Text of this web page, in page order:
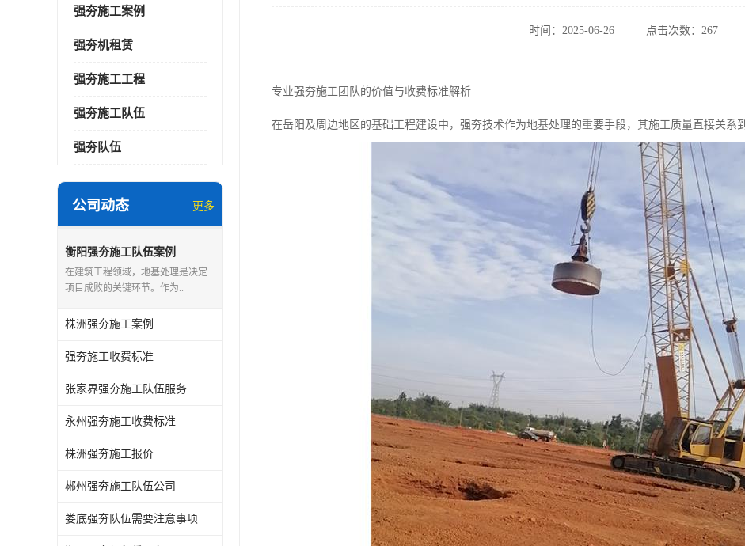
强夯施工案例
强夯机租赁
强夯施工工程
强夯施工队伍
强夯队伍
公司动态 更多
衡阳强夯施工队伍案例
在建筑工程领域，地基处理是决定
项目成败的关键环节。作为..
株洲强夯施工案例
强夯施工收费标准
张家界强夯施工队伍服务
永州强夯施工收费标准
株洲强夯施工报价
郴州强夯施工队伍公司
娄底强夯队伍需要注意事项
时间：2025-06-26 点击次数：267
专业强夯施工团队的价值与收费标准解析
在岳阳及周边地区的基础工程建设中，强夯技术作为地基处理的重要手段，其施工质量直接关系